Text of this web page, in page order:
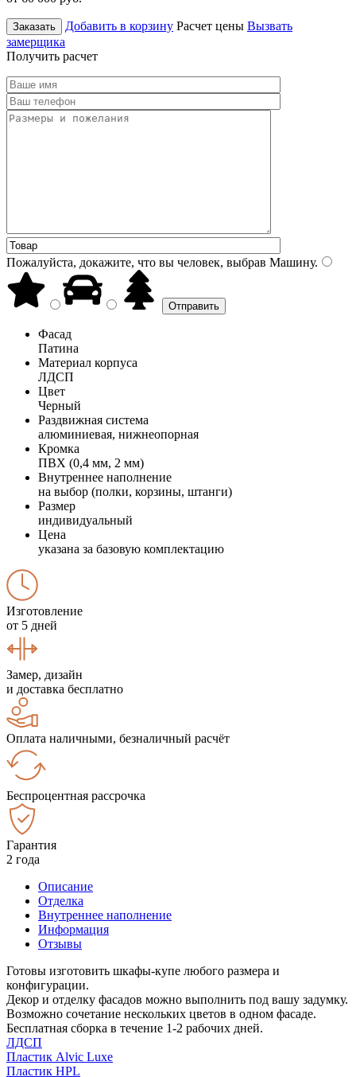
Заказать Добавить в корзину Расчет цены Вызвать
замерщика
Получить расчет
Пожалуйста, докажите, что вы человек, выбрав Машину.
Фасад
Патина
Материал корпуса
ЛДСП
Цвет
Черный
Раздвижная система
алюминиевая, нижнеопорная
Кромка
ПВХ (0,4 мм, 2 мм)
Внутреннее наполнение
на выбор (полки, корзины, штанги)
Размер
индивидуальный
Цена
указана за базовую комплектацию
Изготовление
от 5 дней
Замер, дизайн
и доставка бесплатно
Оплата наличными, безналичный расчёт
Беспроцентная рассрочка
Гарантия
2 года
Описание
Отделка
Внутреннее наполнение
Информация
Отзывы
Готовы изготовить шкафы-купе любого размера и
конфигурации.
Декор и отделку фасадов можно выполнить под вашу задумку.
Возможно сочетание нескольких цветов в одном фасаде.
Бесплатная сборка в течение 1-2 рабочих дней.
ЛДСП
Пластик Alvic Luxe
Пластик HPL